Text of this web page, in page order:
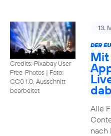
Credits: Pixabay User
Free-Photos | Foto:
CC0 1.0, Ausschnitt
bearbeitet
13.
DER
Mit
Alle
nach